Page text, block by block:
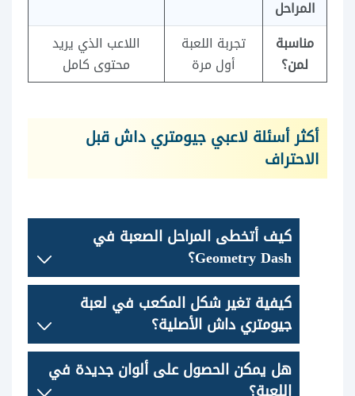
المراحل
مناسبة
لمن؟
تجربة اللعبة
أول مرة
اللاعب الذي يريد
محتوى كامل
أكثر أسئلة لاعبي جيومتري داش قبل
الاحتراف
كيف أتخطى المراحل الصعبة في
Geometry Dash؟
كيفية تغير شكل المكعب في لعبة
جيومتري داش الأصلية؟
هل يمكن الحصول على ألوان جديدة في